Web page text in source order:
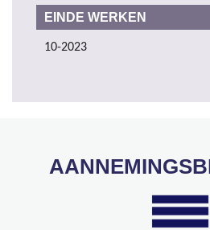
EINDE WERKEN
10-2023